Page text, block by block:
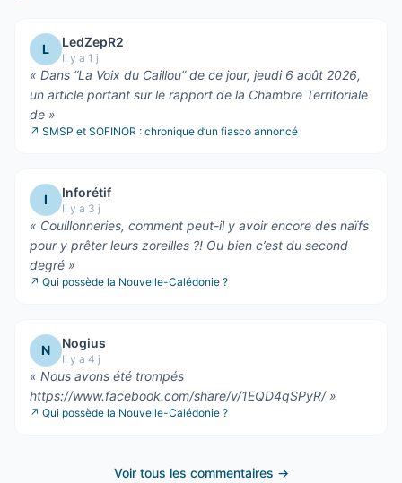
L LedZepR2
Il y a 1 j
« Dans “La Voix du Caillou” de ce jour, jeudi 6 août 2026,
un article portant sur le rapport de la Chambre Territoriale
de »
↗ SMSP et SOFINOR : chronique d’un fiasco annoncé
I Inforétif
Il y a 3 j
« Couillonneries, comment peut-il y avoir encore des naïfs
pour y prêter leurs zoreilles ?! Ou bien c’est du second
degré »
↗ Qui possède la Nouvelle-Calédonie ?
N Nogius
Il y a 4 j
« Nous avons été trompés
https://www.facebook.com/share/v/1EQD4qSPyR/»
↗ Qui possède la Nouvelle-Calédonie ?
Voir tous les commentaires →